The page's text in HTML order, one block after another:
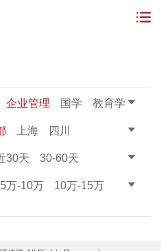
企业管理 国学
教育学
程 财务课程
上海 四川
30天
30-60天
5万-10万
10万-15万
上